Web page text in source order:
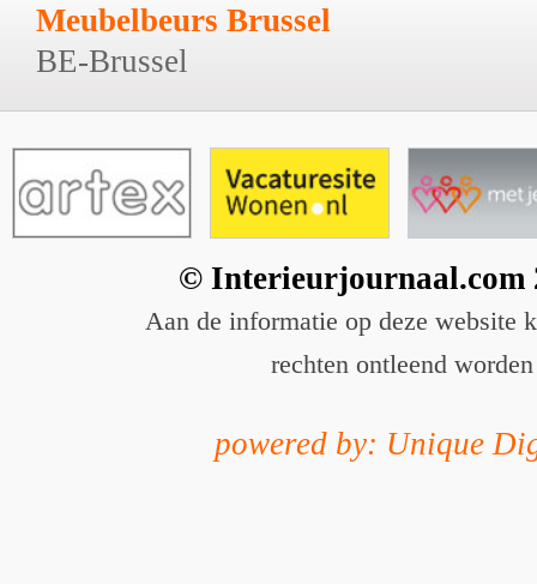
Meubelbeurs Brussel
BE-Brussel
© Interieurjournaal.com
Aan de informatie op deze website
rechten ontleend worden
powered by: Unique